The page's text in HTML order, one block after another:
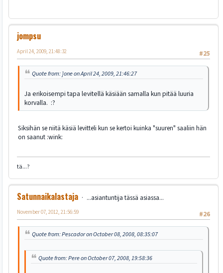
jompsu
#25
April 24, 2009, 21:48:32
Quote from: ]one on April 24, 2009, 21:46:27
Ja erikoisempi tapa levitellä käsiään samalla kun pitää luuria
korvalla. :?
Siksihän se niitä käsiä levitteli kun se kertoi kuinka "suuren" saaliin hän
on saanut :wink:
tä...?
Satunnaikalastaja
...asiantuntija tässä asiassa...
#26
November 07, 2012, 21:56:59
Quote from: Pescador on October 08, 2008, 08:35:07
Quote from: Pere on October 07, 2008, 19:58:36